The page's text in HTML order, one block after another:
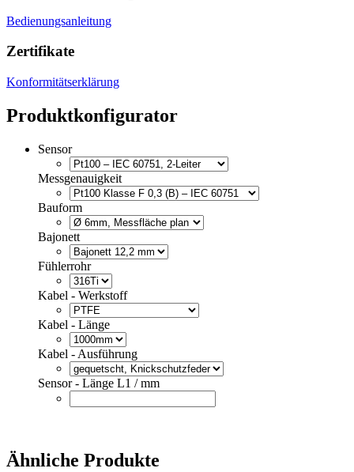
Bedienungsanleitung
Zertifikate
Konformitätserklärung
Produktkonfigurator
Sensor
Messgenauigkeit
Bauform
Bajonett
Fühlerrohr
Kabel - Werkstoff
Kabel - Länge
Kabel - Ausführung
Sensor - Länge L1 / mm
Ähnliche Produkte